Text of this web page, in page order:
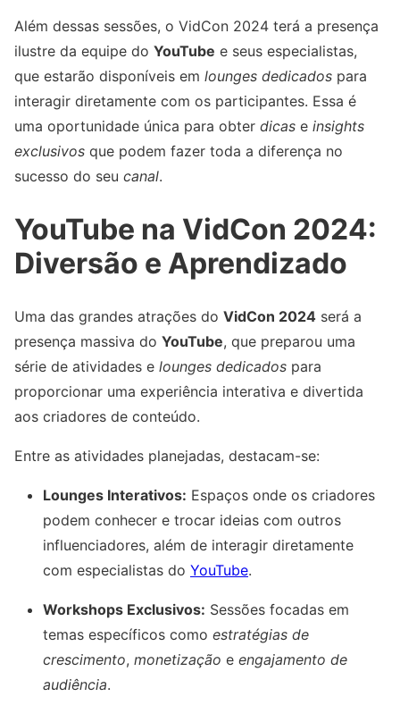
Além dessas sessões, o VidCon 2024 terá a presença
ilustre da equipe do YouTube e seus especialistas,
que estarão disponíveis em lounges dedicados para
interagir diretamente com os participantes. Essa é
uma oportunidade única para obter dicas e insights
exclusivos que podem fazer toda a diferença no
sucesso do seu canal.
YouTube na VidCon 2024:
Diversão e Aprendizado
Uma das grandes atrações do VidCon 2024 será a
presença massiva do YouTube, que preparou uma
série de atividades e lounges dedicados para
proporcionar uma experiência interativa e divertida
aos criadores de conteúdo.
Entre as atividades planejadas, destacam-se:
Lounges Interativos: Espaços onde os criadores
podem conhecer e trocar ideias com outros
influenciadores, além de interagir diretamente
com especialistas do YouTube.
Workshops Exclusivos: Sessões focadas em
temas específicos como estratégias de
crescimento, monetização e engajamento de
audiência.